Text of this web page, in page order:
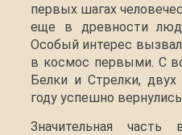
первых шагах
еще в древности
Особый интерес
в космос первыми. С
Белки и Стрелки,
году успешно
Значительная часть